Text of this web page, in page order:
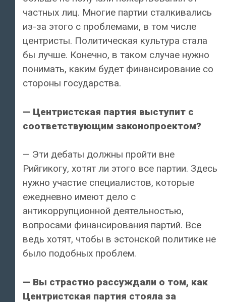
частных лиц. Многие партии сталкивались
из-за этого с проблемами, в том числе
центристы. Политическая культура стала
бы лучше. Конечно, в таком случае нужно
понимать, каким будет финансирование со
стороны государства.
— Центристская партия выступит с
соответствующим законопроектом?
— Эти дебаты должны пройти вне
Рийгикогу, хотят ли этого все партии. Здесь
нужно участие специалистов, которые
ежедневно имеют дело с
антикоррупционной деятельностью,
вопросами финансирования партий. Все
ведь хотят, чтобы в эстонской политике не
было подобных проблем.
— Вы страстно рассуждали о том, как
Центристская партия стояла за